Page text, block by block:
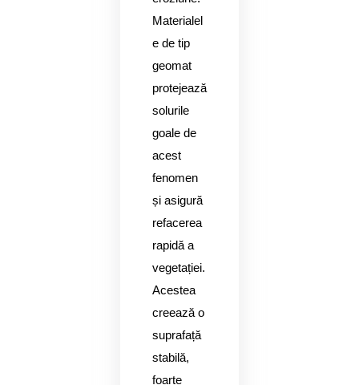
Materialel
e de tip
geomat
protejează
solurile
goale de
acest
fenomen
și asigură
refacerea
rapidă a
vegetației.
Acestea
creează o
suprafață
stabilă,
foarte